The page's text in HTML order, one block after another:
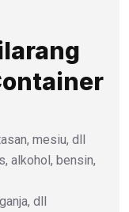
mesiu, dll
alkohol, bensin,
dll